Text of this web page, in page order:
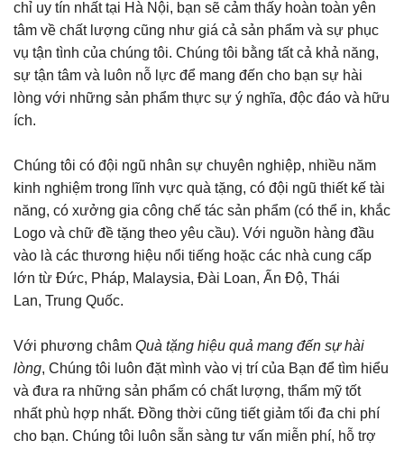
chỉ uy tín nhất tại Hà Nội, bạn sẽ cảm thấy hoàn toàn yên
tâm về chất lượng cũng như giá cả sản phẩm và sự phục
vụ tận tình của chúng tôi. Chúng tôi bằng tất cả khả năng,
sự tận tâm và luôn nỗ lực để mang đến cho bạn sự hài
lòng với những sản phẩm thực sự ý nghĩa, độc đáo và hữu
ích.
Chúng tôi có đội ngũ nhân sự chuyên nghiệp, nhiều năm
kinh nghiệm trong lĩnh vực quà tặng, có đội ngũ thiết kế tài
năng, có xưởng gia công chế tác sản phẩm (có thể in, khắc
Logo và chữ đề tặng theo yêu cầu). Với nguồn hàng đầu
vào là các thương hiệu nổi tiếng hoặc các nhà cung cấp
lớn từ Đức, Pháp, Malaysia, Đài Loan, Ấn Độ, Thái
Lan, Trung Quốc.
Với phương châm Quà tặng hiệu quả mang đến sự hài
lòng, Chúng tôi luôn đặt mình vào vị trí của Bạn để tìm hiểu
và đưa ra những sản phẩm có chất lượng, thẩm mỹ tốt
nhất phù hợp nhất. Đồng thời cũng tiết giảm tối đa chi phí
cho bạn. Chúng tôi luôn sẵn sàng tư vấn miễn phí, hỗ trợ